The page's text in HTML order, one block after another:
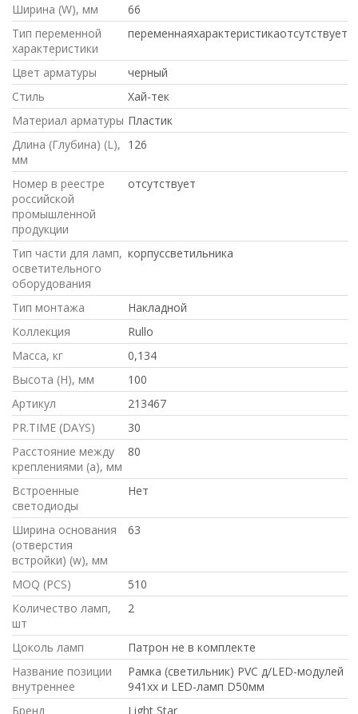
Ширина (W), мм
66
Тип переменной
характеристики
переменнаяхарактеристикаотсутствует
Цвет арматуры
черный
Стиль
Хай-тек
Материал арматуры Пластик
Длина (Глубина) (L),
мм
126
Номер в реестре
российской
промышленной
продукции
отсутствует
Тип части для ламп,
осветительного
оборудования
корпуссветильника
Тип монтажа
Накладной
Коллекция
Rullo
Масса, кг
0,134
Высота (H), мм
100
Артикул
213467
PR.TIME (DAYS)
30
Расстояние между
креплениями (a), мм
80
Встроенные
светодиоды
Нет
Ширина основания
(отверстия
встройки) (w), мм
63
MOQ (PCS)
510
Количество ламп,
шт
2
Цоколь ламп
Патрон не в комплекте
Название позиции
внутреннее
Рамка (светильник) PVC д/LED-модулей
941хх и LED-ламп D50мм
Бренд
Light Star